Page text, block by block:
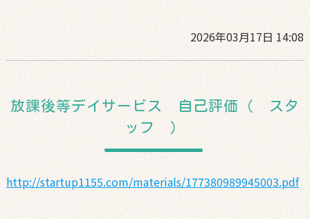
2026年03月17日 14:08
放課後等デイサービス 自己評価（ スタ
ッフ ）
http://startup1155.com/materials/177380989945003.pdf